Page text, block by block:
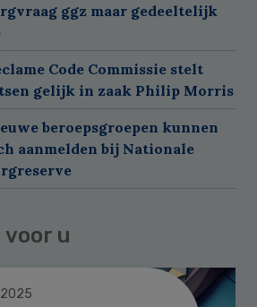
ggz maar gedeeltelijk
Code Commissie stelt
gelijk in zaak Philip Morris
beroepsgroepen kunnen
aanmelden bij Nationale
u